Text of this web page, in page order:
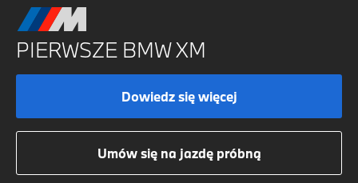
niebawem się z Tobą skontaktuje.
PIERWSZE BMW XM
Dowiedz się więcej
Umów się na jazdę próbną